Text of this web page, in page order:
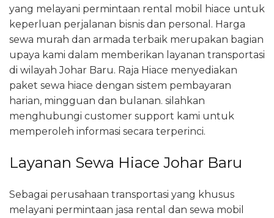
yang melayani permintaan rental mobil hiace untuk
keperluan perjalanan bisnis dan personal. Harga
sewa murah dan armada terbaik merupakan bagian
upaya kami dalam memberikan layanan transportasi
di wilayah Johar Baru. Raja Hiace menyediakan
paket sewa hiace dengan sistem pembayaran
harian, mingguan dan bulanan. silahkan
menghubungi customer support kami untuk
memperoleh informasi secara terperinci.
Layanan Sewa Hiace Johar Baru
Sebagai perusahaan transportasi yang khusus
melayani permintaan jasa rental dan sewa mobil